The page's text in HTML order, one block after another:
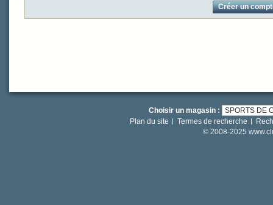
Créer un
Choisir un magasin :
Plan du site
Termes de recherche
© 2008-2025